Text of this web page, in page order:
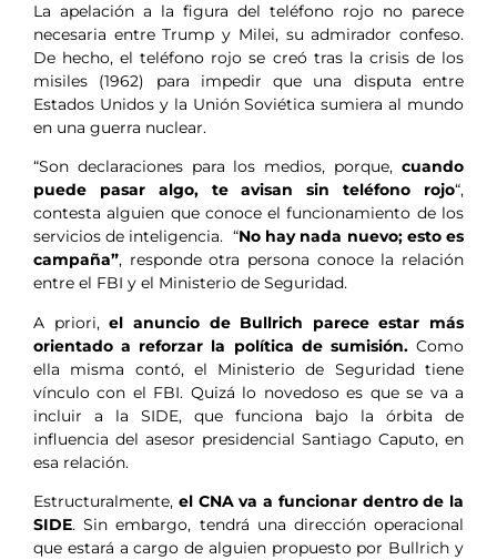
La apelación a la figura del teléfono rojo no parece
necesaria entre Trump y Milei, su admirador confeso.
De hecho, el teléfono rojo se creó tras la crisis de los
misiles (1962) para impedir que una disputa entre
Estados Unidos y la Unión Soviética sumiera al mundo
en una guerra nuclear.
“Son declaraciones para los medios, porque, cuando
puede pasar algo, te avisan sin teléfono rojo“,
contesta alguien que conoce el funcionamiento de los
servicios de inteligencia. “No hay nada nuevo; esto es
campaña”, responde otra persona conoce la relación
entre el FBI y el Ministerio de Seguridad.
A priori,el anuncio de Bullrich parece estar más
orientado a reforzar la política de sumisión. Como
ella misma contó, el Ministerio de Seguridad tiene
vínculo con el FBI. Quizá lo novedoso es que se va a
incluir a la SIDE, que funciona bajo la órbita de
influencia del asesor presidencial Santiago Caputo, en
esa relación.
Estructuralmente, el CNA va a funcionar dentro de la
SIDE. Sin embargo, tendrá una dirección operacional
que estará a cargo de alguien propuesto por Bullrich y